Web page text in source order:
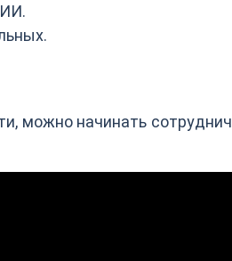
можно начинать